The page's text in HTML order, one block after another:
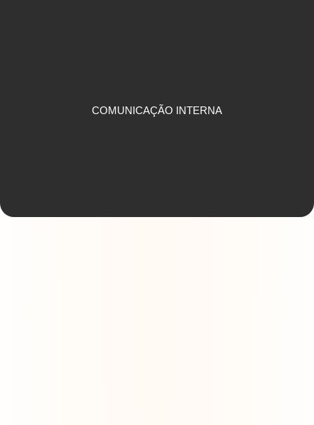
COMUNICAÇÃO INTERNA